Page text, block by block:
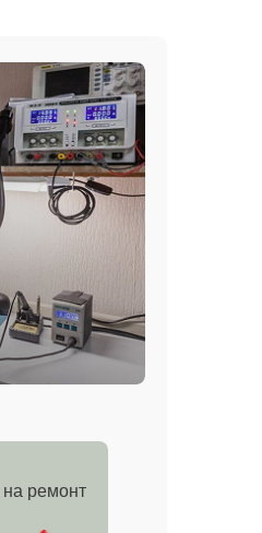
на ремонт